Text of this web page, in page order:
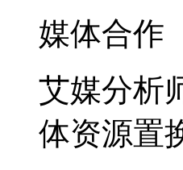
媒体合作
艾媒分析
体资源置